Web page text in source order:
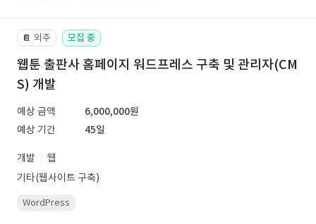
📔 외주 모집 중
웹툰 출판사 홈페이지 워드프레스 구축 및 관리자(CM
S) 개발
예상 금액
6,000,000원
예상 기간
45일
개발
웹
기타(웹사이트 구축)
WordPress